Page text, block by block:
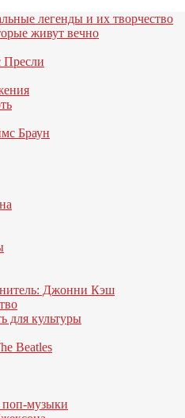
легенды и их творчество
живут вечно
Пресли
Браун
Джонни Кэш
для культуры
Beatles
музыки